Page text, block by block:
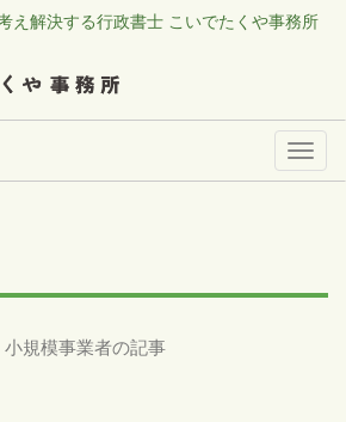
え解決する行政書士 こいでたくや事務所
メ
小規模事業者の記事